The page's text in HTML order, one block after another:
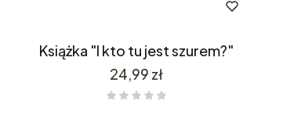
Książka "I kto tu jest szurem?"
Cena
24,99 zł